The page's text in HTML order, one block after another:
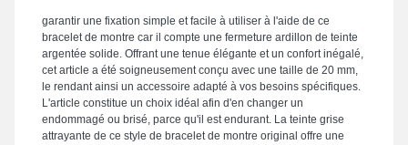
garantir une fixation simple et facile à utiliser à l'aide de ce
bracelet de montre car il compte une fermeture ardillon de teinte
argentée solide. Offrant une tenue élégante et un confort inégalé,
cet article a été soigneusement conçu avec une taille de 20 mm,
le rendant ainsi un accessoire adapté à vos besoins spécifiques.
L'article constitue un choix idéal afin d'en changer un
endommagé ou brisé, parce qu'il est endurant. La teinte grise
attrayante de ce style de bracelet de montre original offre une